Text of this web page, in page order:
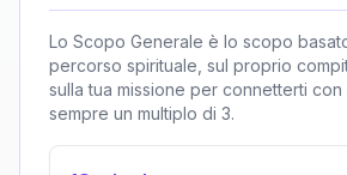
Lo Scopo Generale è lo scopo
percorso spirituale, sul proprio
sulla tua missione per connetterti con
sempre un multiplo di 3.